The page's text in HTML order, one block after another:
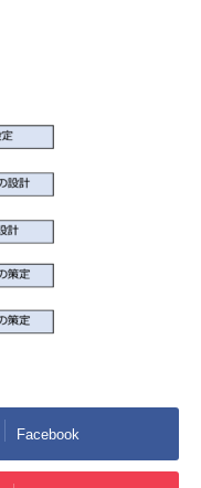
Facebook